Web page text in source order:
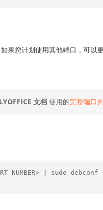
果您计划使用其他端口，可以
文档 使用的完整端口
| sudo